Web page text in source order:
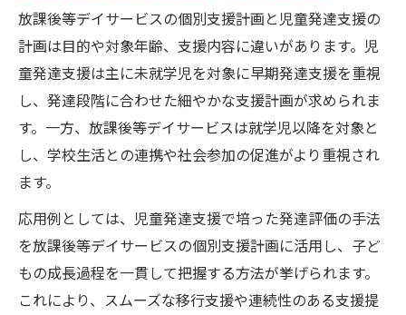
放課後等デイサービスの個別支援計画と児童発達支援の
計画は目的や対象年齢、支援内容に違いがあります。児
童発達支援は主に未就学児を対象に早期発達支援を重視
し、発達段階に合わせた細やかな支援計画が求められま
す。一方、放課後等デイサービスは就学児以降を対象と
し、学校生活との連携や社会参加の促進がより重視され
ます。
応用例としては、児童発達支援で培った発達評価の手法
を放課後等デイサービスの個別支援計画に活用し、子ど
もの成長過程を一貫して把握する方法が挙げられます。
これにより、スムーズな移行支援や連続性のある支援提